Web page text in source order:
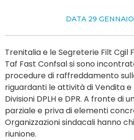
DATA 29
Trenitalia e le Segreterie Filt Cgil
Taf Fast Confsal si sono
procedure di raffreddamento
riguardanti le attività di Vendita e
Divisioni DPLH e DPR. A fronte di
parziale e priva di elementi
Organizzazioni sindacali hanno
riunione.